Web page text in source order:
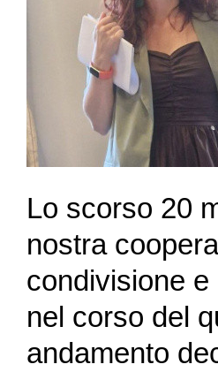
Lo scorso 20
nostra
condivisione e
nel corso del
andamento